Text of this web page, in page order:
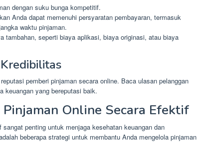
dengan suku bunga kompetitif.
Anda dapat memenuhi persyaratan pembayaran, termasuk
waktu pinjaman.
tambahan, seperti biaya aplikasi, biaya originasi, atau biaya
pemberi pinjaman secara online. Baca ulasan pelanggan
keuangan yang bereputasi baik.
Online Secara Efektif
penting untuk menjaga kesehatan keuangan dan
beberapa strategi untuk membantu Anda mengelola pinjaman